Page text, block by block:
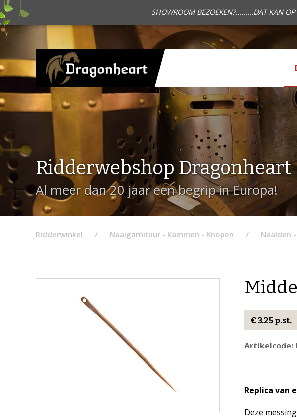
SHOWROOM BEZOEKEN?.........DAT KAN
Ridderwebshop Dragonheart
Al meer dan 20 jaar een begrip in Europa!
Ridderwinkel Naaigarnituur - Kammen - Knopen Naalden
€ 3.25 p.st.
Artikelcode:
Replica van
Deze